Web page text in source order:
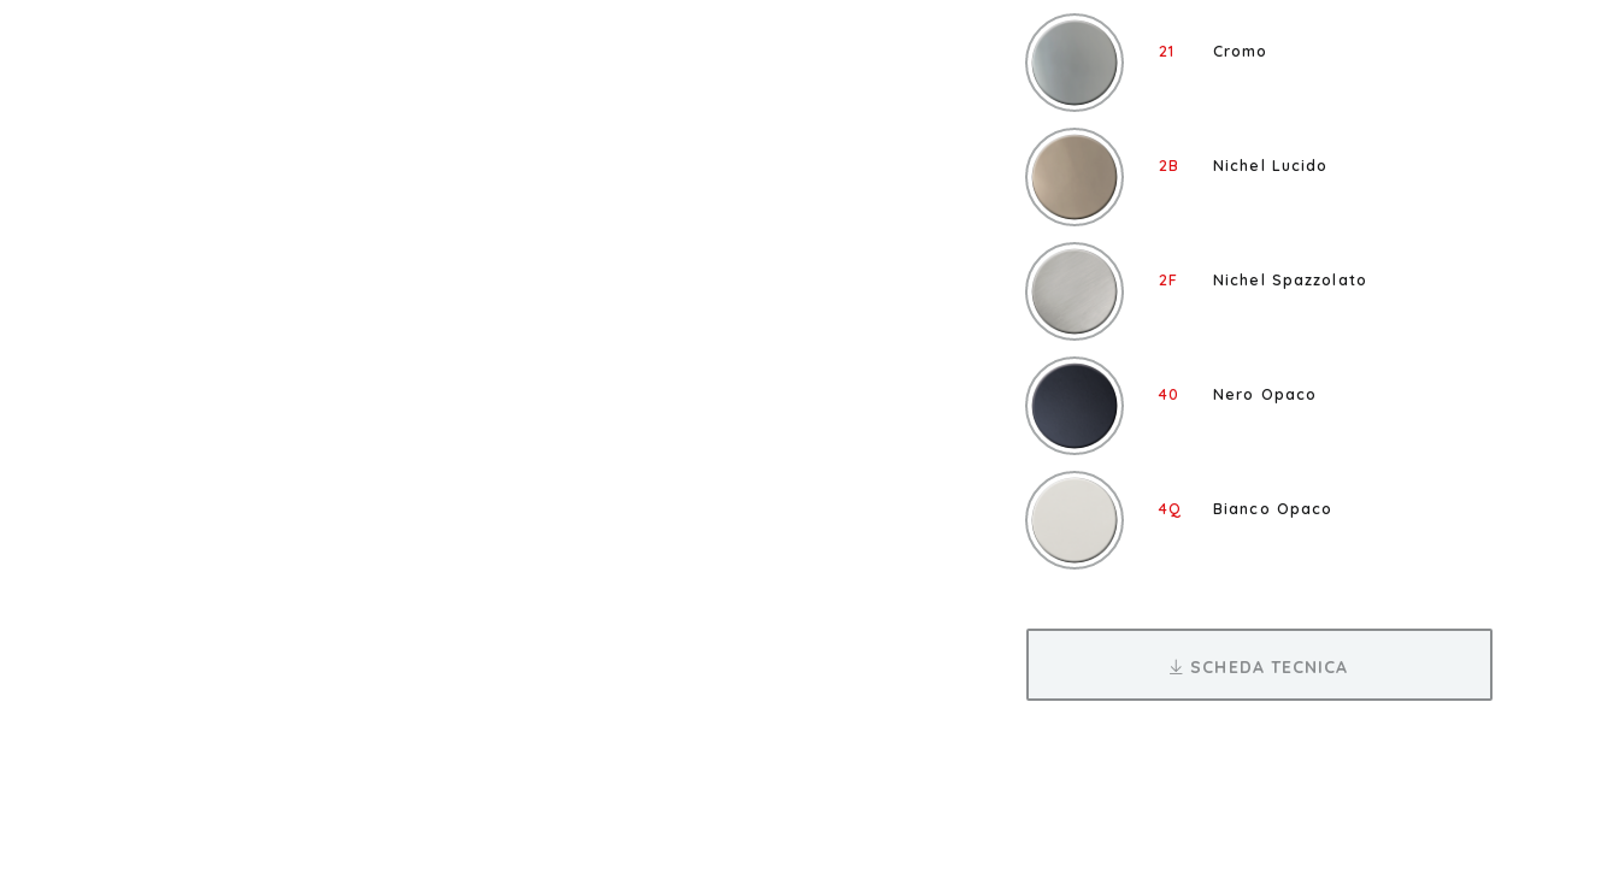
21 Cromo
2B Nichel Lucido
2F Nichel Spazzolato
40 Nero Opaco
4Q Bianco Opaco
SCHEDA TECNICA